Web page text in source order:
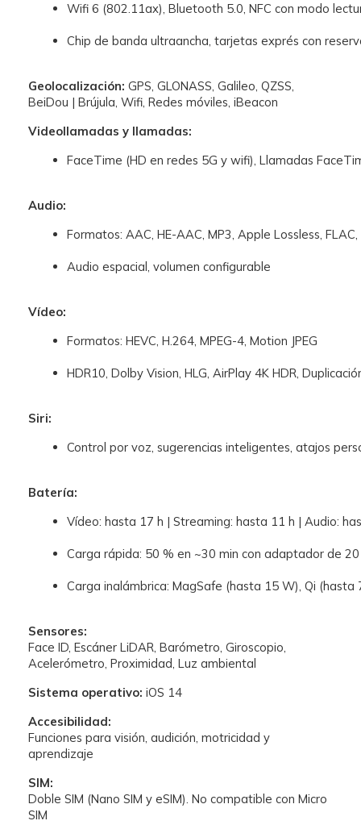
Wifi 6 (802.11ax), Bluetooth 5.0, NFC con modo
Chip de banda ultraancha, tarjetas exprés con
Geolocalización: GPS, GLONASS, Galileo, QZSS,
BeiDou | Brújula, Wifi, Redes móviles, iBeacon
Videollamadas y llamadas:
FaceTime (HD en redes 5G y wifi), Llamadas
Audio:
Formatos: AAC, HE-AAC, MP3, Apple Lossless,
Audio espacial, volumen configurable
Vídeo:
Formatos: HEVC, H.264, MPEG-4, Motion JPEG
HDR10, Dolby Vision, HLG, AirPlay 4K HDR,
Siri:
Control por voz, sugerencias inteligentes, atajos
Batería:
Vídeo: hasta 17 h | Streaming: hasta 11 h | Audio:
Carga rápida: 50 % en ~30 min con adaptador de
Carga inalámbrica: MagSafe (hasta 15 W), Qi (hasta
Sensores:
Face ID, Escáner LiDAR, Barómetro, Giroscopio,
Acelerómetro, Proximidad, Luz ambiental
Sistema operativo: iOS 14
Accesibilidad:
Funciones para visión, audición, motricidad y
aprendizaje
SIM:
Doble SIM (Nano SIM y eSIM). No compatible con Micro
SIM